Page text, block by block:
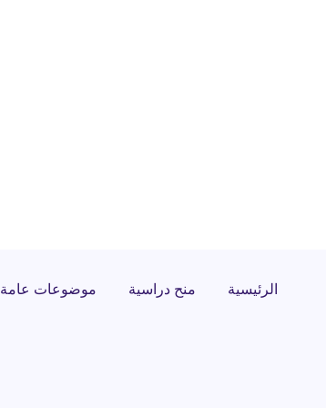
الرئيسية منح دراسية موضوعات عامة